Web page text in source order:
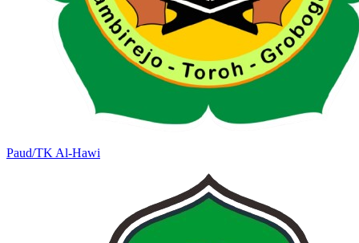
Paud/TK Al-Hawi